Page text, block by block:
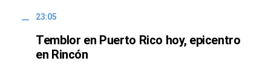
23:05
Temblor en Puerto Rico hoy, epicentro
en Rincón